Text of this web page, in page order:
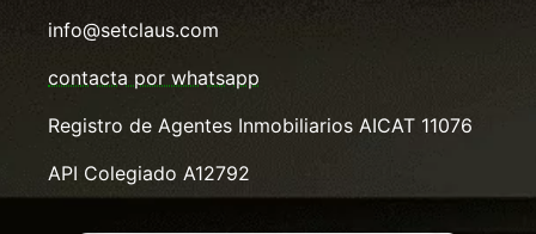
info@setclaus.com
contacta por whatsapp
Registro de Agentes Inmobiliarios AICAT 11076
API Colegiado A12792